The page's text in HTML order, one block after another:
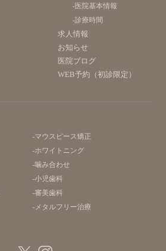
-医院基本情報
-診療時間
求人情報
お知らせ
医院ブログ
WEB予約（初診限定）
-マウスピース矯正
-ホワイトニング
-噛み合わせ
-小児歯科
-審美歯科
-メタルフリー治療